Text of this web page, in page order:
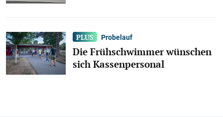
Probelauf
Die Frühschwimmer wünschen
sich Kassenpersonal